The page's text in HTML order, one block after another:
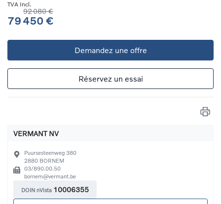
TVA Incl.
92 080 €
79 450 €
Demandez une offre
Réservez un essai
VERMANT NV
Puursesteenweg 380
2880 BORNEM
03/890.00.50
bornem@vermant.be
DOIN nVista 10006355